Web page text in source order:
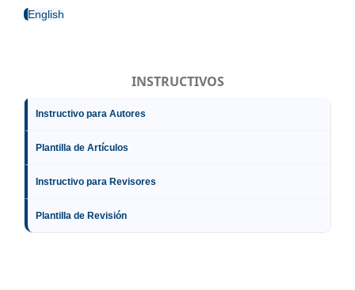
English
INSTRUCTIVOS
Instructivo para Autores
Plantilla de Artículos
Instructivo para Revisores
Plantilla de Revisión